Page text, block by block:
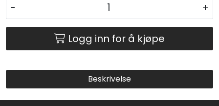
- +
Logg inn for å kjøpe
Beskrivelse